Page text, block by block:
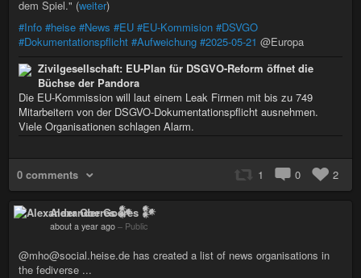
dem Spiel." (weiter)
#Info #heise #News #EU #EU-Kommision #DSVGO
#Dokumentationspflicht #Aufweichung #2025-05-21 @Europa
Zivilgesellschaft: EU-Plan für DSGVO-Reform öffnet die
Büchse der Pandora
Die EU-Kommission will laut einem Leak Firmen mit bis zu 749
Mitarbeitern von der DSGVO-Dokumentationspflicht ausnehmen.
Viele Organisationen schlagen Alarm.
0 comments 1 0 2
Alexander Goeres 𒀯
about a year ago – Public
@mho@social.heise.de has created a list of news organisations in
the fediverse ...